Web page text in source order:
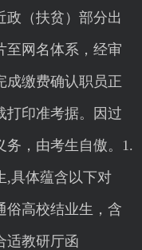
政（扶贫）部分出
至网名体系，经审
成缴费确认职员正
打印准考据。因过
务，由考生自傲。1.
,具体蕴含以下对
俗高校结业生，含
适教研厅函